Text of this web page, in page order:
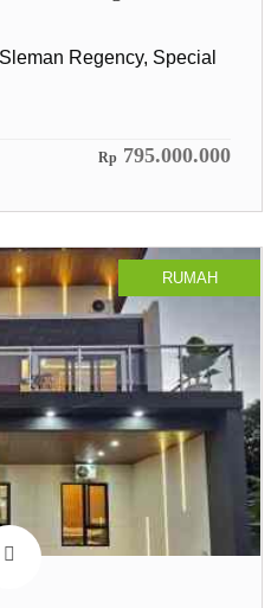
Regency, Special
Rp 795.000.000
RUMAH